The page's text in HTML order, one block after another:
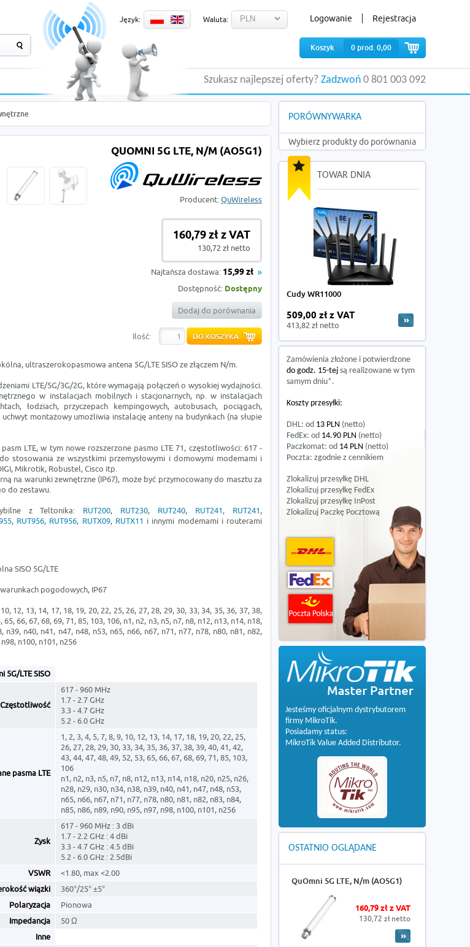
Język: Waluta: Logowanie Rejestracja
Koszyk 0 prod. 0,00
Szukasz najlepszej oferty? Zadzwoń 0 801 003 092
QUOMNI 5G LTE, N/M (AO5G1)
Producent:QuWireless
160,79 zł z VAT
130,72 zł netto
Najtańsza dostawa: 15,99 zł
Dostępność: Dostępny
Dodaj do porównania
Ilość:
ultraszerokopasmowa antena 5G/LTE SISO ze złączem N/m.
LTE/5G/3G/2G, które wymagają połączeń o wysokiej wydajności.
w instalacjach mobilnych i stacjonarnych, np. w instalacjach
łodziach, przyczepach kempingowych, autobusach, pociągach,
montażowy umożliwia instalację anteny na budynkach (na słupie
LTE, w tym nowe rozszerzone pasmo LTE 71, częstotliwości: 617 -
stosowania ze wszystkimi przemysłowymi i domowymi modemami i
Mikrotik, Robustel, Cisco itp.
na warunki zewnętrzne (IP67), może być przymocowany do masztu za
do zestawu.
z Teltonika: RUT200, RUT230, RUT240, RUT241, RUT241,
, RUT956, RUT956, RUTX09, RUTX11 i innymi modemami i routerami
SISO 5G/LTE
pogodowych, IP67
12, 13, 14, 17, 18, 19, 20, 22, 25, 26, 27, 28, 29, 30, 33, 34, 35, 36, 37, 38,
65, 66, 67, 68, 69, 71, 85, 103, 106, n1, n2, n3, n5, n7, n8, n12, n13, n14, n18,
n39, n40, n41, n47, n48, n53, n65, n66, n67, n71, n77, n78, n80, n81, n82,
n100, n101, n256
5G/LTE SISO
Częstotliwość
617 - 960 MHz
1.7 - 2.7 GHz
3.3 - 4.7 GHz
5.2 - 6.0 GHz
pasma LTE
1, 2, 3, 4, 5, 7, 8, 9, 10, 12, 13, 14, 17, 18, 19, 20, 22, 25,
26, 27, 28, 29, 30, 33, 34, 35, 36, 37, 38, 39, 40, 41, 42,
43, 44, 47, 48, 49, 52, 53, 65, 66, 67, 68, 69, 71, 85, 103,
106
n1, n2, n3, n5, n7, n8, n12, n13, n14, n18, n20, n25, n26,
n28, n29, n30, n34, n38, n39, n40, n41, n47, n48, n53,
n65, n66, n67, n71, n77, n78, n80, n81, n82, n83, n84,
n85, n86, n89, n90, n95, n97, n98, n100, n101, n256
Zysk
617 - 960 MHz : 3 dBi
1.7 - 2.2 GHz : 4 dBi
3.3 - 4.7 GHz : 4.5 dBi
5.2 - 6.0 GHz : 2.5dBi
VSWR
<1.80, max <2.00
wiązki
360°/25° ±5°
Polaryzacja
Pionowa
Impedancja
50 Ω
Inne
PORÓWNYWARKA
Wybierz produkty do porównania
TOWAR DNIA
Cudy WR11000
509,00 zł z VAT
413,82 zł netto
Zamówienia złożone i potwierdzone
do godz. 15-tej są realizowane w tym
samym dniu*.
Koszty przesyłki:
DHL: od 13 PLN (netto)
FedEx: od 14.90 PLN (netto)
Paczkomat: od 14 PLN (netto)
Poczta: zgodnie z cennikiem
Zlokalizuj przesyłkę DHL
Zlokalizuj przesyłkę FedEx
Zlokalizuj przesyłkę InPost
Zlokalizuj Paczkę Pocztową
Jesteśmy oficjalnym dystrybutorem
firmy MikroTik.
Posiadamy status:
MikroTik Value Added Distributor.
OSTATNIO OGLĄDANE
QuOmni 5G LTE, N/m (AO5G1)
160,79 zł z VAT
130,72 zł netto